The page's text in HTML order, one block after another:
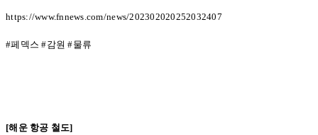
https://www.fnnews.com/news/202302020252032407
#페덱스#감원#물류
[해운 항공 철도]